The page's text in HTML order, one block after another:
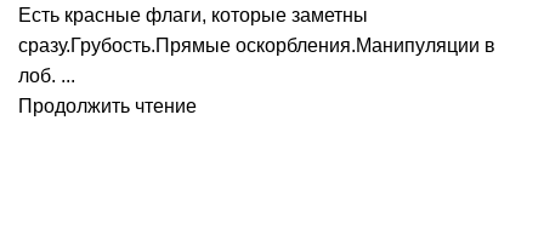
Есть красные флаги, которые заметны
сразу.Грубость.Прямые оскорбления.Манипуляции в
лоб. ...
Продолжить чтение